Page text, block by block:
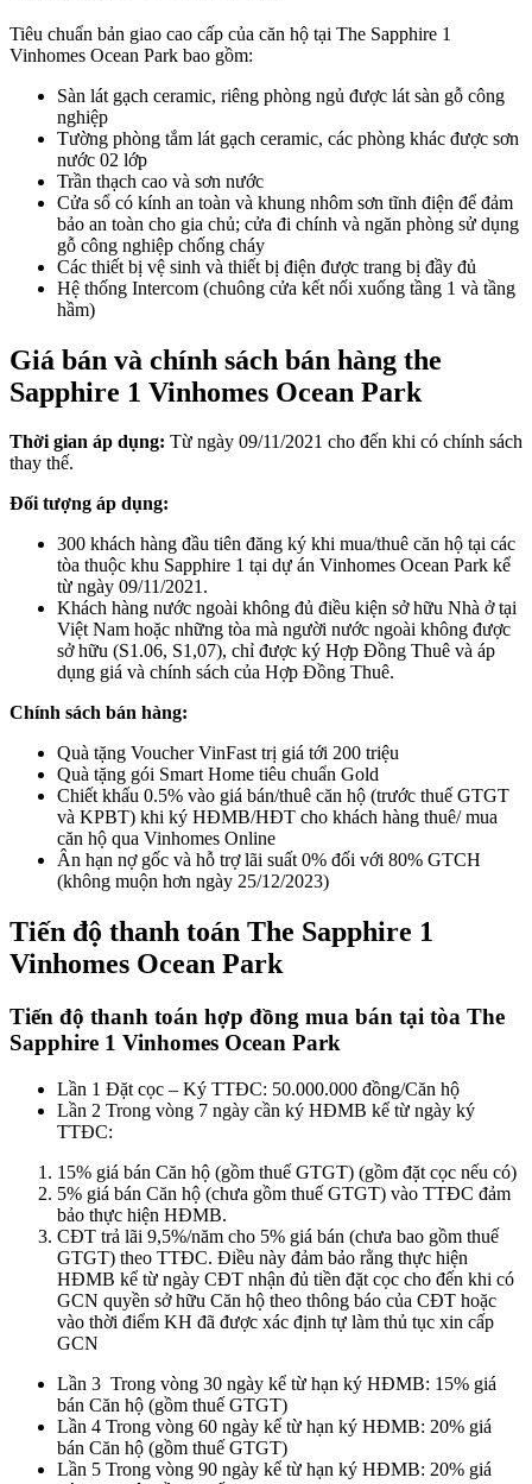
Tiêu chuẩn bản giao cao cấp của căn hộ tại The Sapphire 1
Vinhomes Ocean Park bao gồm:
Sàn lát gạch ceramic, riêng phòng ngủ được lát sàn gỗ công
nghiệp
Tường phòng tắm lát gạch ceramic, các phòng khác được sơn
nước 02 lớp
Trần thạch cao và sơn nước
Cửa sổ có kính an toàn và khung nhôm sơn tĩnh điện để đảm
bảo an toàn cho gia chủ; cửa đi chính và ngăn phòng sử dụng
gỗ công nghiệp chống cháy
Các thiết bị vệ sinh và thiết bị điện được trang bị đầy đủ
Hệ thống Intercom (chuông cửa kết nối xuống tầng 1 và tầng
hầm)
Giá bán và chính sách bán hàng the
Sapphire 1 Vinhomes Ocean Park
Thời gian áp dụng: Từ ngày 09/11/2021 cho đến khi có chính sách
thay thế.
Đối tượng áp dụng:
300 khách hàng đầu tiên đăng ký khi mua/thuê căn hộ tại các
tòa thuộc khu Sapphire 1 tại dự án Vinhomes Ocean Park kể
từ ngày 09/11/2021.
Khách hàng nước ngoài không đủ điều kiện sở hữu Nhà ở tại
Việt Nam hoặc những tòa mà người nước ngoài không được
sở hữu (S1.06, S1,07), chỉ được ký Hợp Đồng Thuê và áp
dụng giá và chính sách của Hợp Đồng Thuê.
Chính sách bán hàng:
Quà tặng Voucher VinFast trị giá tới 200 triệu
Quà tặng gói Smart Home tiêu chuẩn Gold
Chiết khấu 0.5% vào giá bán/thuê căn hộ (trước thuế GTGT
và KPBT) khi ký HĐMB/HĐT cho khách hàng thuê/ mua
căn hộ qua Vinhomes Online
Ân hạn nợ gốc và hỗ trợ lãi suất 0% đối với 80% GTCH
(không muộn hơn ngày 25/12/2023)
Tiến độ thanh toán The Sapphire 1
Vinhomes Ocean Park
Tiến độ thanh toán hợp đồng mua bán tại tòa The
Sapphire 1 Vinhomes Ocean Park
Lần 1 Đặt cọc – Ký TTĐC: 50.000.000 đồng/Căn hộ
Lần 2 Trong vòng 7 ngày cần ký HĐMB kể từ ngày ký
TTĐC:
15% giá bán Căn hộ (gồm thuế GTGT) (gồm đặt cọc nếu có)
5% giá bán Căn hộ (chưa gồm thuế GTGT) vào TTĐC đảm
bảo thực hiện HĐMB.
CĐT trả lãi 9,5%/năm cho 5% giá bán (chưa bao gồm thuế
GTGT) theo TTĐC. Điều này đảm bảo rằng thực hiện
HĐMB kể từ ngày CĐT nhận đủ tiền đặt cọc cho đến khi có
GCN quyền sở hữu Căn hộ theo thông báo của CĐT hoặc
vào thời điểm KH đã được xác định tự làm thủ tục xin cấp
GCN
Lần 3 Trong vòng 30 ngày kể từ hạn ký HĐMB: 15% giá
bán Căn hộ (gồm thuế GTGT)
Lần 4 Trong vòng 60 ngày kể từ hạn ký HĐMB: 20% giá
bán Căn hộ (gồm thuế GTGT)
Lần 5 Trong vòng 90 ngày kể từ hạn ký HĐMB: 20% giá